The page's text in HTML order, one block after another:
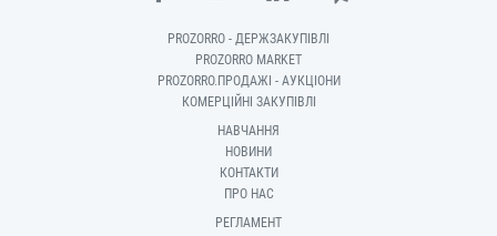
PROZORRO - ДЕРЖЗАКУПІВЛІ
PROZORRO MARKET
PROZORRO.ПРОДАЖІ - АУКЦІОНИ
КОМЕРЦІЙНІ ЗАКУПІВЛІ
НАВЧАННЯ
НОВИНИ
КОНТАКТИ
ПРО НАС
РЕГЛАМЕНТ